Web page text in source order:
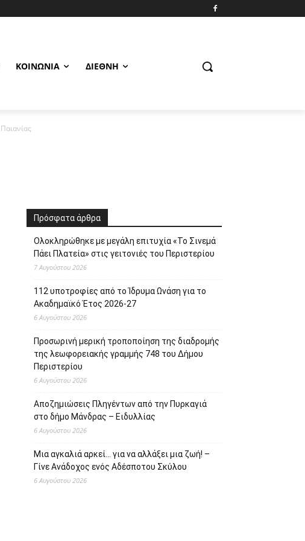
ΚΟΙΝΩΝΊΑ ΔΙΕΘΝΉ
Πρόσφατα άρθρα
Ολοκληρώθηκε με μεγάλη επιτυχία «Το Σινεμά
Πάει Πλατεία» στις γειτονιές του Περιστερίου
7 Αυγούστου 2026
112 υποτροφίες από το Ίδρυμα Ωνάση για το
Ακαδημαϊκό Έτος 2026-27
6 Αυγούστου 2026
Προσωρινή μερική τροποποίηση της διαδρομής
της λεωφορειακής γραμμής 748 του Δήμου
Περιστερίου
6 Αυγούστου 2026
Αποζημιώσεις Πληγέντων από την Πυρκαγιά
στο δήμο Μάνδρας – Ειδυλλίας
6 Αυγούστου 2026
Μια αγκαλιά αρκεί… για να αλλάξει μια ζωή! –
Γίνε Ανάδοχος ενός Αδέσποτου Σκύλου
6 Αυγούστου 2026